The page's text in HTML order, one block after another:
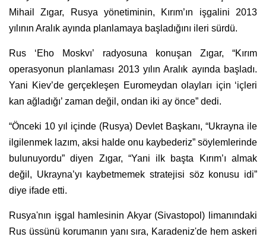
Mihail Zıgar, Rusya yönetiminin, Kırım’ın işgalini 2013
yılının Aralık ayında planlamaya başladığını ileri sürdü.
Rus ‘Eho Moskvı’ radyosuna konuşan Zıgar, “Kırım
operasyonun planlaması 2013 yılın Aralık ayında başladı.
Yani Kiev’de gerçekleşen Euromeydan olayları için ‘içleri
kan ağladığı’ zaman değil, ondan iki ay önce” dedi.
“Önceki 10 yıl içinde (Rusya) Devlet Başkanı, “Ukrayna ile
ilgilenmek lazım, aksi halde onu kaybederiz” söylemlerinde
bulunuyordu” diyen Zıgar, “Yani ilk başta Kırım’ı almak
değil, Ukrayna’yı kaybetmemek stratejisi söz konusu idi”
diye ifade etti.
Rusya'nın işgal hamlesinin Akyar (Sivastopol) limanındaki
Rus üssünü korumanın yanı sıra, Karadeniz'de hem askeri